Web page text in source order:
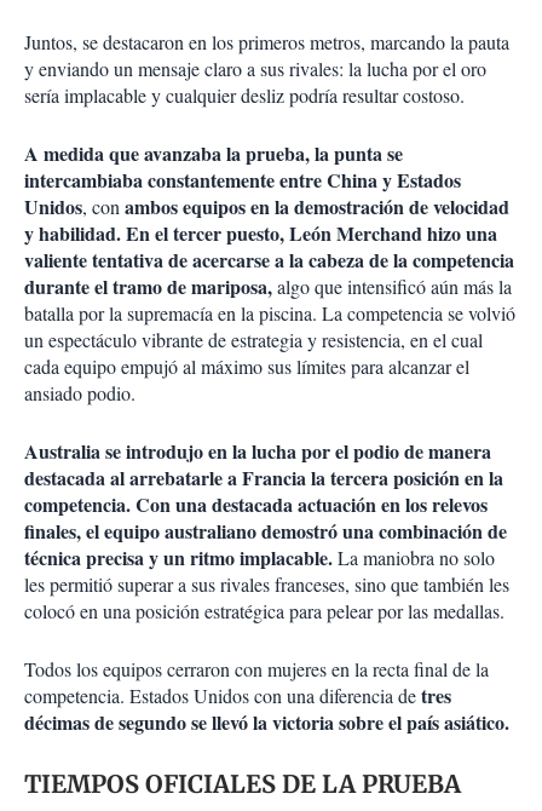
Juntos, se destacaron en los primeros metros, marcando la pauta
y enviando un mensaje claro a sus rivales: la lucha por el oro
sería implacable y cualquier desliz podría resultar costoso.
A medida que avanzaba la prueba, la punta se
intercambiaba constantemente entre China y Estados
Unidos, conambos equipos en la demostración de velocidad
y habilidad. En el tercer puesto, León Merchand hizo una
valiente tentativa de acercarse a la cabeza de la competencia
durante el tramo de mariposa,algo que intensificó aún más la
batalla por la supremacía en la piscina. La competencia se volvió
un espectáculo vibrante de estrategia y resistencia, en el cual
cada equipo empujó al máximo sus límites para alcanzar el
ansiado podio.
Australia se introdujo en la lucha por el podio de manera
destacada al arrebatarle a Francia la tercera posición en la
competencia. Con una destacada actuación en los relevos
finales, el equipo australiano demostró una combinación de
técnica precisa y un ritmo implacable.La maniobra no solo
les permitió superar a sus rivales franceses, sino que también les
colocó en una posición estratégica para pelear por las medallas.
Todos los equipos cerraron con mujeres en la recta final de la
competencia. Estados Unidos con una diferencia detres
décimas de segundo se llevó la victoria sobre el país asiático.
TIEMPOS OFICIALES DE LA PRUEBA